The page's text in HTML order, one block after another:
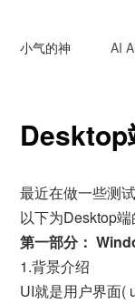
小气的神 AI
Desktop
最近在做一些测
以下为Desktop端
第一部分：
1.背景介绍
UI就是用户界面(